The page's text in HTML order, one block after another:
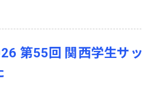
第55回 関西学生サッ